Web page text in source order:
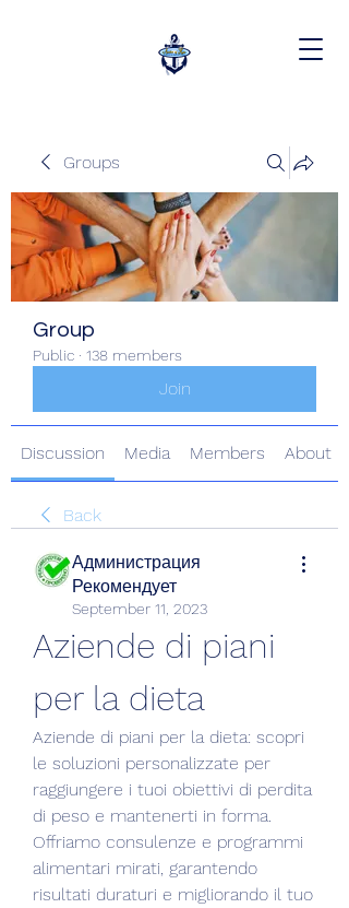
Groups
Group
Public · 138 members
Join
Discussion Media Members About
Back
Администрация
Рекомендует
September 11, 2023
Aziende di piani
per la dieta
Aziende di piani per la dieta: scopri
le soluzioni personalizzate per
raggiungere i tuoi obiettivi di perdita
di peso e mantenerti in forma.
Offriamo consulenze e programmi
alimentari mirati, garantendo
risultati duraturi e migliorando il tuo